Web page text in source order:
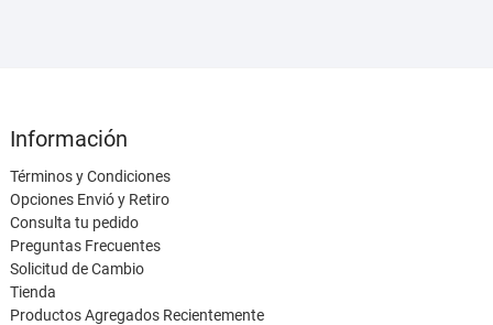
Información
Términos y Condiciones
Opciones Envió y Retiro
Consulta tu pedido
Preguntas Frecuentes
Solicitud de Cambio
Tienda
Productos Agregados Recientemente